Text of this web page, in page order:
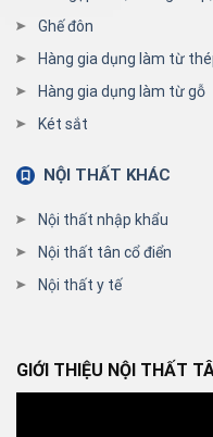
Ghế đôn
Hàng gia dụng làm từ
Hàng gia dụng làm từ gỗ
Két sắt
NỘI THẤT KHÁC
Nội thất nhập khẩu
Nội thất tân cổ điển
Nội thất y tế
GIỚI THIỆU NỘI THẤT